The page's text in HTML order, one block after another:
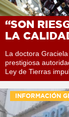
“SON
LA
La doctora
prestigiosa
Ley de Tierras
INFORMACIÓN